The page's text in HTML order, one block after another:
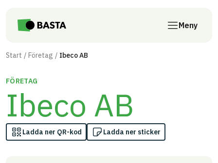
Meny
Start Företag Ibeco AB
FÖRETAG
Ibeco AB
Ladda ner QR-kod Ladda ner sticker